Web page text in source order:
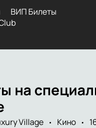
ВИП Билеты
на
Village Кино